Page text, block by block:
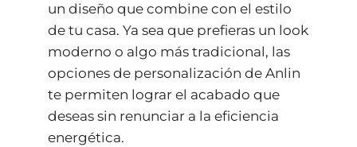
un diseño que combine con el estilo
de tu casa. Ya sea que prefieras un look
moderno o algo más tradicional, las
opciones de personalización de Anlin
te permiten lograr el acabado que
deseas sin renunciar a la eficiencia
energética.